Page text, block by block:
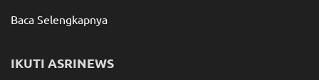
Baca Selengkapnya
IKUTI ASRINEWS